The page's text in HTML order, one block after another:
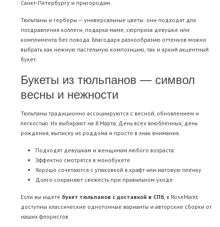
Санкт-Петербургу и пригородам.
Тюльпаны и герберы — универсальные цветы: они подходят для
поздравления коллеги, подарка маме, сюрприза девушке или
комплимента без повода. Благодаря разнообразию оттенков можно
выбрать как нежную пастельную композицию, так и яркий акцентный
букет.
Букеты из тюльпанов — символ
весны и нежности
Тюльпаны традиционно ассоциируются с весной, обновлением и
легкостью. Их выбирают на 8 Марта, День всех влюблённых, день
рождения, выписку из роддома и просто в знак внимания.
Подходят девушкам и женщинам любого возраста
Эффектно смотрятся в монобукете
Хорошо сочетаются с упаковкой в крафт или матовую плёнку
Долго сохраняют свежесть при правильном уходе
Если вы ищете букет тюльпанов с доставкой в СПб, в RoseMarkt
доступны классические однотонные варианты и авторские сборки от
наших флористов.